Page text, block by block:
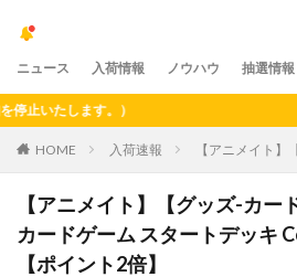
ニュース 入荷情報 ノウハウ 抽選情報
たします。）
HOME 入荷速報 【アニメイト
【アニメイト】【グッズ-カー
カードゲーム スタートデッキ
【ポイント2倍】